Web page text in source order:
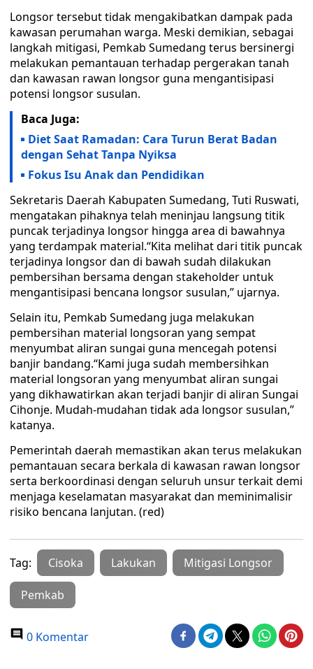
Longsor tersebut tidak mengakibatkan dampak pada
kawasan perumahan warga. Meski demikian, sebagai
langkah mitigasi, Pemkab Sumedang terus bersinergi
melakukan pemantauan terhadap pergerakan tanah
dan kawasan rawan longsor guna mengantisipasi
potensi longsor susulan.
Baca Juga:
Diet Saat Ramadan: Cara Turun Berat Badan
dengan Sehat Tanpa Nyiksa
Fokus Isu Anak dan Pendidikan
Sekretaris Daerah Kabupaten Sumedang, Tuti Ruswati,
mengatakan pihaknya telah meninjau langsung titik
puncak terjadinya longsor hingga area di bawahnya
yang terdampak material.“Kita melihat dari titik puncak
terjadinya longsor dan di bawah sudah dilakukan
pembersihan bersama dengan stakeholder untuk
mengantisipasi bencana longsor susulan,” ujarnya.
Selain itu, Pemkab Sumedang juga melakukan
pembersihan material longsoran yang sempat
menyumbat aliran sungai guna mencegah potensi
banjir bandang.“Kami juga sudah membersihkan
material longsoran yang menyumbat aliran sungai
yang dikhawatirkan akan terjadi banjir di aliran Sungai
Cihonje. Mudah-mudahan tidak ada longsor susulan,”
katanya.
Pemerintah daerah memastikan akan terus melakukan
pemantauan secara berkala di kawasan rawan longsor
serta berkoordinasi dengan seluruh unsur terkait demi
menjaga keselamatan masyarakat dan meminimalisir
risiko bencana lanjutan. (red)
Tag: Cisoka Lakukan Mitigasi Longsor
Pemkab
0 Komentar